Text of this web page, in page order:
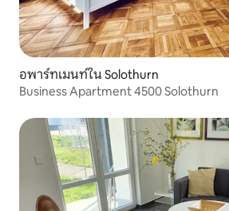
อพาร์ทเมนท์ใน Solothurn
Business Apartment 4500 Solothurn